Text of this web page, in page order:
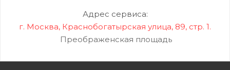
Адрес сервиса:
г. Москва, Краснобогатырская улица, 89, стр. 1.
Преображенская площадь